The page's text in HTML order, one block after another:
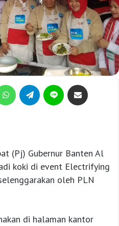
(Pj) Gubernur Banten Al
koki di event Electrifying
oleh PLN
di halaman kantor